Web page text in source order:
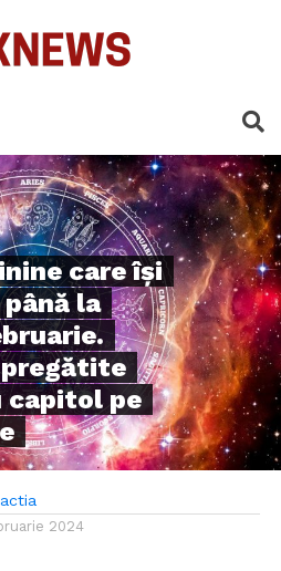
care își
la
capitol pe
2024